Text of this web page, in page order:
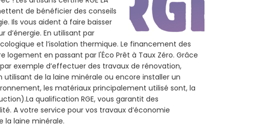
de bénéficier des conseils
Ils vous aident à faire baisser
d’énergie. En utilisant par
et l’isolation thermique. Le financement des
en passant par l'Éco Prêt à Taux Zéro. Grâce
exemple d’effectuer des travaux de rénovation,
utilisant de la laine minérale ou encore installer un
les matériaux principalement utilisé sont, la
qualification RGE, vous garantit des
A votre service pour vos travaux d’économie
la laine minérale.